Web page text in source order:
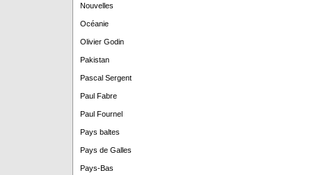
Nouvelles
Océanie
Olivier Godin
Pakistan
Pascal Sergent
Paul Fabre
Paul Fournel
Pays baltes
Pays de Galles
Pays-Bas